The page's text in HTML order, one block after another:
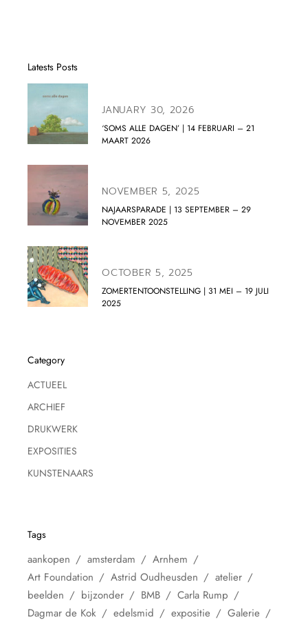
Latests Posts
JANUARY 30, 2026
‘SOMS ALLE DAGEN’ | 14 FEBRUARI – 21
MAART 2026
NOVEMBER 5, 2025
NAJAARSPARADE | 13 SEPTEMBER – 29
NOVEMBER 2025
OCTOBER 5, 2025
ZOMERTENTOONSTELLING | 31 MEI – 19 JULI
2025
Category
ACTUEEL
ARCHIEF
DRUKWERK
EXPOSITIES
KUNSTENAARS
Tags
aankopen amsterdam
Arnhem
Art Foundation
Astrid Oudheusden
atelier
beelden
bijzonder BMB
Carla Rump
Dagmar de Kok
edelsmid expositie
Galerie